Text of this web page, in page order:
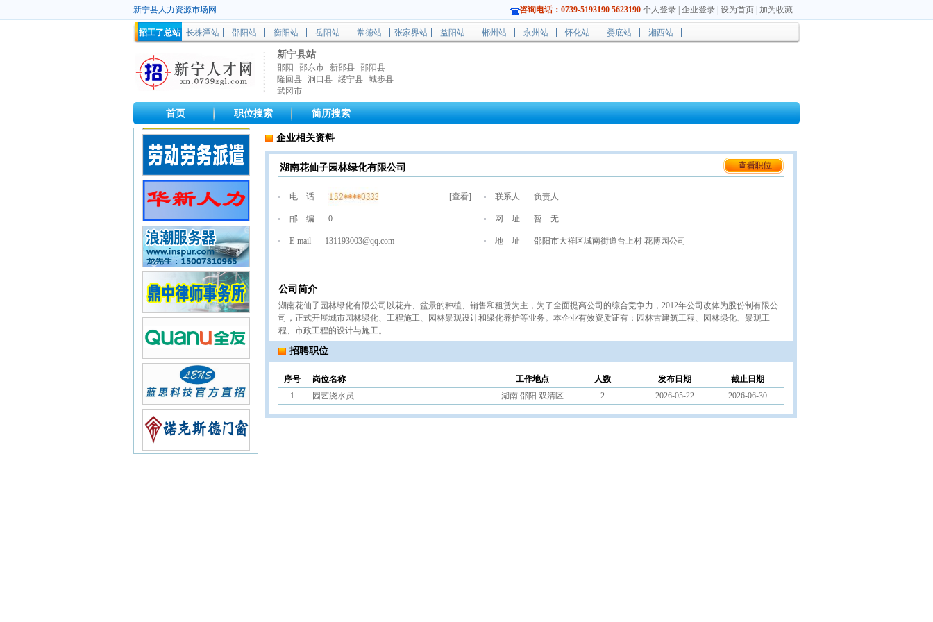
新宁县人力资源市场网 咨询电话：0739-5193190 5623190 个人登录 企业登录 设为首页 加为收藏
招工了总站 长株潭站 邵阳站 衡阳站 岳阳站 常德站 张家界站 益阳站 郴州站 永州站 怀化站 娄底站 湘西站
新宁县站
邵阳 邵东市 新邵县 邵阳县
隆回县 洞口县 绥宁县 城步县
武冈市
首页 职位搜索 简历搜索
企业相关资料
湖南花仙子园林绿化有限公司
电 话 [查看] 联系人 负责人
邮 编 0 网 址 暂 无
E-mail 131193003@qq.com 地 址 邵阳市大祥区城南街道台上村 花博园公司
公司简介
湖南花仙子园林绿化有限公司以花卉、盆景的种植、销售和租赁为主，为了全面提高公司的综合竞争力，2012年公司改体为股份制有限公
司，正式开展城市园林绿化、工程施工、园林景观设计和绿化养护等业务。本企业有效资质证有：园林古建筑工程、园林绿化、景观工
程、市政工程的设计与施工。
招聘职位
序号 岗位名称 工作地点 人数 发布日期
截止日期
1
园艺浇水员 湖南 邵阳 双清区 2 2026-05-22 2026-06-30